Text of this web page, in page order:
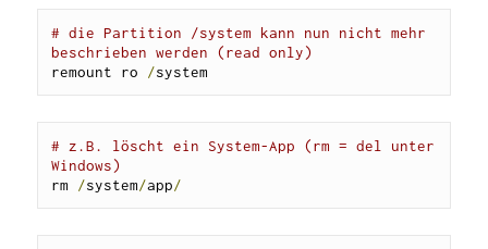
# die Partition /system kann nun nicht mehr
beschrieben werden (read only)
remount ro /system
# z.B. löscht ein System-App (rm = del unter
Windows)
rm /system/app/